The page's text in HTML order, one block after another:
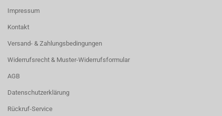
Impressum
Kontakt
Versand- & Zahlungsbedingungen
Widerrufsrecht & Muster-Widerrufsformular
AGB
Datenschutzerklärung
Rückruf-Service